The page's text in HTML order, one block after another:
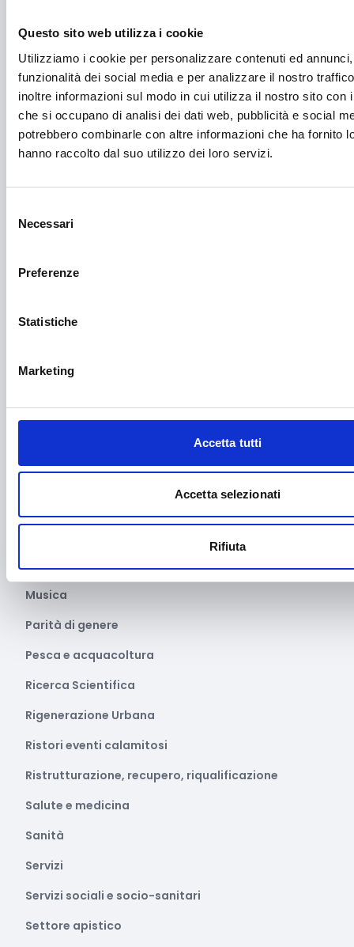
Questo sito web utilizza i cookie
Utilizziamo i cookie per personalizzare contenuti ed
funzionalità dei social media e per analizzare il nostro
inoltre informazioni sul modo in cui utilizza il nostro sito con
che si occupano di analisi dei dati web, pubblicità e social
potrebbero combinarle con altre informazioni che ha fornito
hanno raccolto dal suo utilizzo dei loro servizi.
delNecessari
Preferenze
Statistiche
Marketing
Accetta tutti
Accetta selezionati
Rifiuta
Giustizia e sicurezza
Green economy
Impianti sportivi
Internazionalizzazione
Manifatturiero
Media e informazione
Mobilità sostenibile
Musica
Parità di genere
Pesca e acquacoltura
Ricerca Scientifica
Rigenerazione Urbana
Ristori eventi calamitosi
Ristrutturazione, recupero, riqualificazione
Salute e medicina
Sanità
Servizi
Servizi sociali e socio-sanitari
Settore apistico